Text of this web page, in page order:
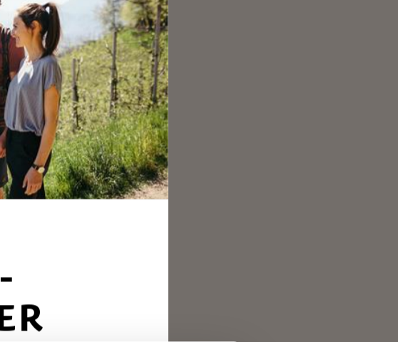
Auf dem alten,
und die
sich die
einer Rast
wir den Weg
vom
wieder die
Seite